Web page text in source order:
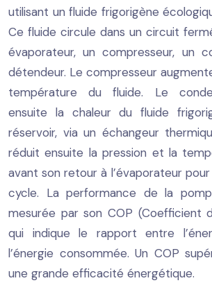
utilisant un fluide frigorigène
Ce fluide circule dans un circuit
évaporateur, un compresseur, un
détendeur. Le compresseur
température du fluide. Le
ensuite la chaleur du fluide
réservoir, via un échangeur
réduit ensuite la pression et la
avant son retour à l’évaporateur
cycle. La performance de la
mesurée par son COP (Coefficient
qui indique le rapport entre
l’énergie consommée. Un COP
une grande efficacité énergétique.